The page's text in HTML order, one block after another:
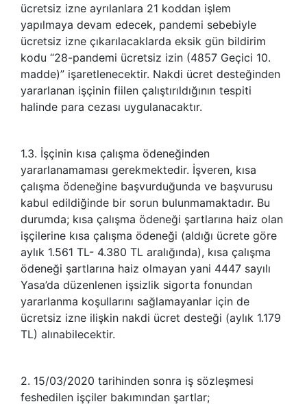
ücretsiz izne ayrılanlara 21 koddan işlem
yapılmaya devam edecek, pandemi sebebiyle
ücretsiz izne çıkarılacaklarda eksik gün bildirim
kodu “28-pandemi ücretsiz izin (4857 Geçici 10.
madde)” işaretlenecektir. Nakdi ücret desteğinden
yararlanan işçinin fiilen çalıştırıldığının tespiti
halinde para cezası uygulanacaktır.
1.3. İşçinin kısa çalışma ödeneğinden
yararlanamaması gerekmektedir. İşveren, kısa
çalışma ödeneğine başvurduğunda ve başvurusu
kabul edildiğinde bir sorun bulunmamaktadır. Bu
durumda; kısa çalışma ödeneği şartlarına haiz olan
işçilerine kısa çalışma ödeneği (aldığı ücrete göre
aylık 1.561 TL- 4.380 TL aralığında), kısa çalışma
ödeneği şartlarına haiz olmayan yani 4447 sayılı
Yasa’da düzenlenen işsizlik sigorta fonundan
yararlanma koşullarını sağlamayanlar için de
ücretsiz izne ilişkin nakdi ücret desteği (aylık 1.179
TL) alınabilecektir.
2. 15/03/2020 tarihinden sonra iş sözleşmesi
feshedilen işçiler bakımından şartlar;